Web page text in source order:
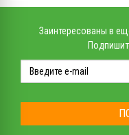
Заинтересованы в